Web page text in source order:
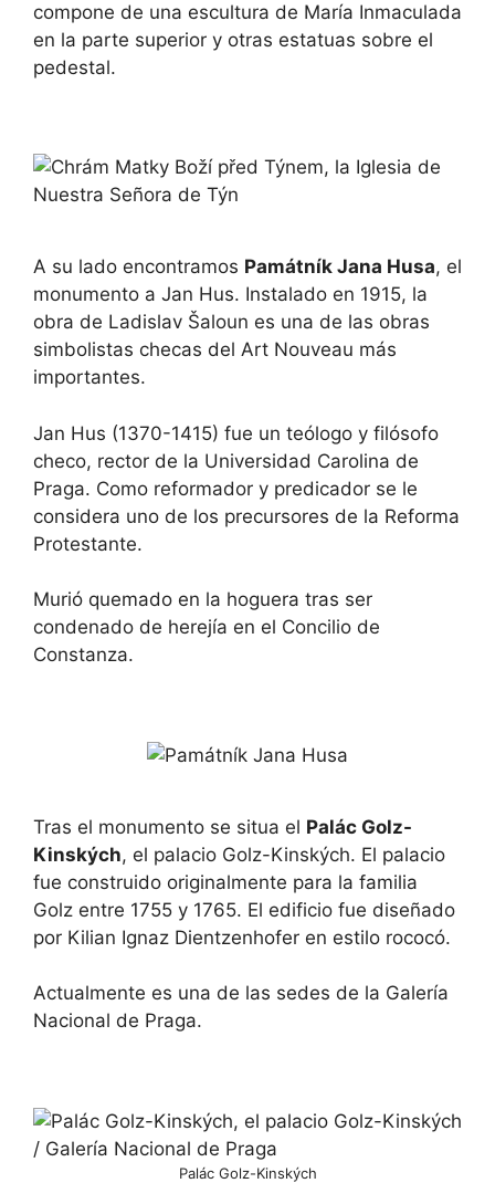
compone de una escultura de María Inmaculada
en la parte superior y otras estatuas sobre el
pedestal.
A su lado encontramos Památník Jana Husa, el
monumento a Jan Hus. Instalado en 1915, la
obra de Ladislav Šaloun es una de las obras
simbolistas checas del Art Nouveau más
importantes.
Jan Hus (1370-1415) fue un teólogo y filósofo
checo, rector de la Universidad Carolina de
Praga. Como reformador y predicador se le
considera uno de los precursores de la Reforma
Protestante.
Murió quemado en la hoguera tras ser
condenado de herejía en el Concilio de
Constanza.
Tras el monumento se situa el Palác Golz-
Kinských, el palacio Golz-Kinských. El palacio
fue construido originalmente para la familia
Golz entre 1755 y 1765. El edificio fue diseñado
por Kilian Ignaz Dientzenhofer en estilo rococó.
Actualmente es una de las sedes de la Galería
Nacional de Praga.
Palác Golz-Kinských